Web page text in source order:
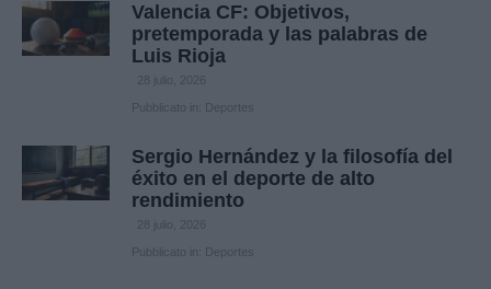
Valencia CF: Objetivos,
pretemporada y las palabras de
Luis Rioja
Pubblicato in: Deportes
Sergio Hernández y la filosofía del
éxito en el deporte de alto
rendimiento
Pubblicato in: Deportes